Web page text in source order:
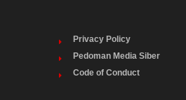
Privacy Policy
Pedoman Media Siber
Code of Conduct